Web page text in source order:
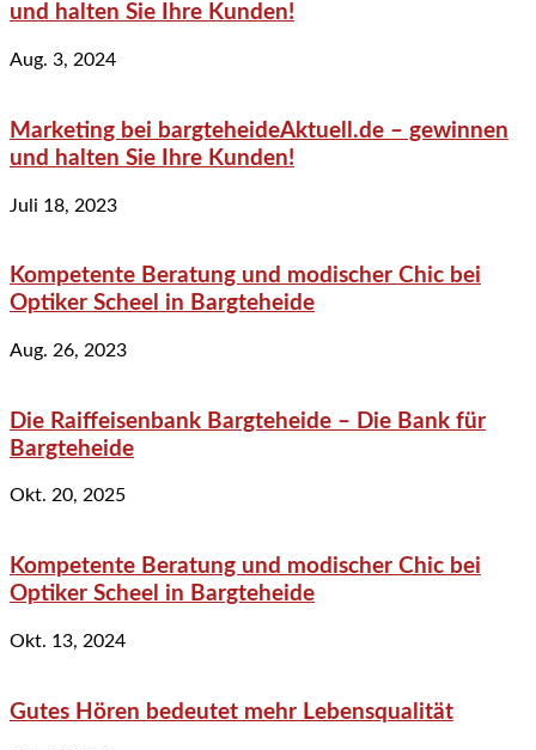
und halten Sie Ihre Kunden!
Aug. 3, 2024
Marketing bei bargteheideAktuell.de – gewinnen
und halten Sie Ihre Kunden!
Juli 18, 2023
Kompetente Beratung und modischer Chic bei
Optiker Scheel in Bargteheide
Aug. 26, 2023
Die Raiffeisenbank Bargteheide – Die Bank für
Bargteheide
Okt. 20, 2025
Kompetente Beratung und modischer Chic bei
Optiker Scheel in Bargteheide
Okt. 13, 2024
Gutes Hören bedeutet mehr Lebensqualität